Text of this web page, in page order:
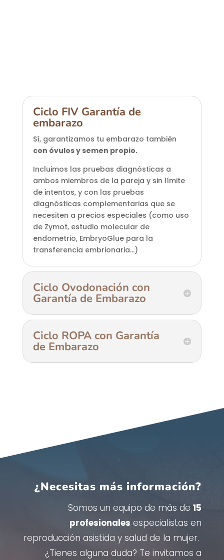
Ciclo FIV Garantía de
embarazo
Sí, garantizamos tu embarazo también
con óvulos y semen propio.
Incluimos las pruebas diagnósticas a
ambos miembros de la pareja y sin límite
de intentos, y con las pruebas
diagnósticas complementarias que se
necesiten a precios especiales (como uso
de Zymot, estudio molecular de
endometrio, EmbryoGlue para la
transferencia embrionaria…)
Ciclo Ovodonación con
Garantía de Embarazo
Ciclo ROPA con Garantía
de Embarazo
¿Necesitas más información?
Somos un equipo de más de15
profesionales especialistas en
reproducción asistida y salud de la mujer.
¿Tienes alguna duda? Te invitamos a